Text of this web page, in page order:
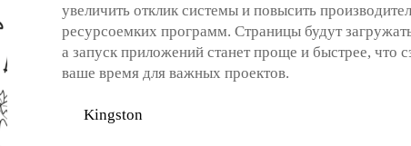
увеличить отклик системы и повысить
ресурсоемких программ. Страницы будут
а запуск приложений станет проще и быстрее, что
ваше время для важных проектов.
Kingston